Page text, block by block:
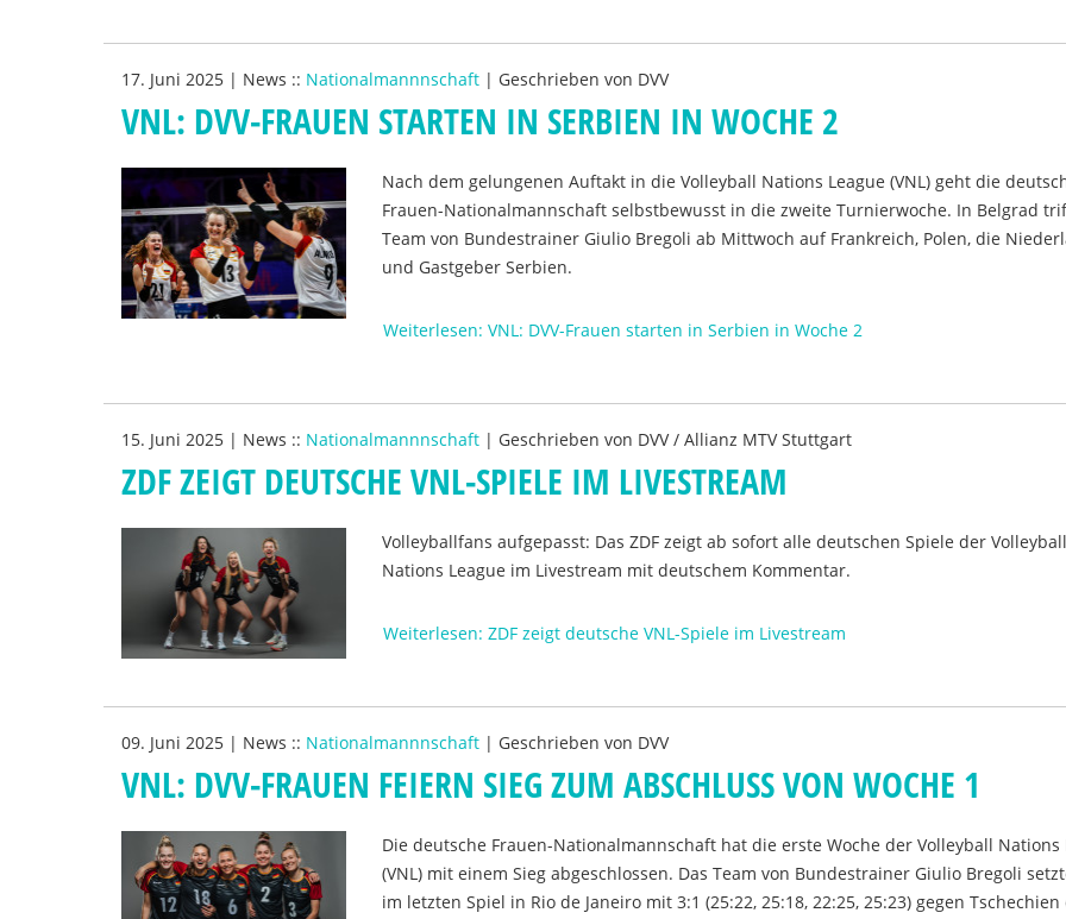
17. Juni 2025 | News :: Nationalmannnschaft | Geschrieben von DVV
VNL: DVV-FRAUEN STARTEN IN SERBIEN IN WOCHE 2
Nach dem gelungenen Auftakt in die Volleyball Nations League (VNL) geht die
Frauen-Nationalmannschaft selbstbewusst in die zweite Turnierwoche. In Belgrad
Team von Bundestrainer Giulio Bregoli ab Mittwoch auf Frankreich, Polen, die
und Gastgeber Serbien.
Weiterlesen: VNL: DVV-Frauen starten in Serbien in Woche 2
15. Juni 2025 | News :: Nationalmannnschaft | Geschrieben von DVV / Allianz MTV Stuttgart
ZDF ZEIGT DEUTSCHE VNL-SPIELE IM LIVESTREAM
Volleyballfans aufgepasst: Das ZDF zeigt ab sofort alle deutschen Spiele der Volleyball
Nations League im Livestream mit deutschem Kommentar.
Weiterlesen: ZDF zeigt deutsche VNL-Spiele im Livestream
09. Juni 2025 | News :: Nationalmannnschaft | Geschrieben von DVV
VNL: DVV-FRAUEN FEIERN SIEG ZUM ABSCHLUSS VON WOCHE 1
Die deutsche Frauen-Nationalmannschaft hat die erste Woche der Volleyball Nations
(VNL) mit einem Sieg abgeschlossen. Das Team von Bundestrainer Giulio Bregoli
im letzten Spiel in Rio de Janeiro mit 3:1 (25:22, 25:18, 22:25, 25:23) gegen